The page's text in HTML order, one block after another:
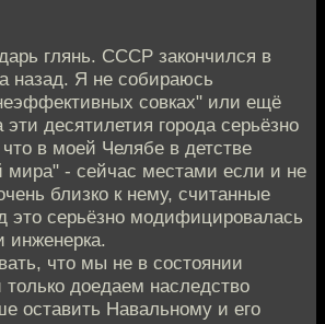
глянь. СССР закончился в
назад. Я не собираюсь
совках" или ещё
эти десятилетия города серьёзно
в моей Челябе в детстве
мира" - сейчас местами если и не
близко к нему, считанные
это серьёзно модифицировалась
инженерка.
что мы не в состоянии
только доедаем наследство
оставить Навальному и его